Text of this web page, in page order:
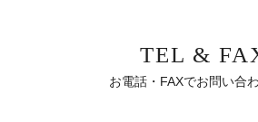
TEL &
お電話・FAXでお問い合